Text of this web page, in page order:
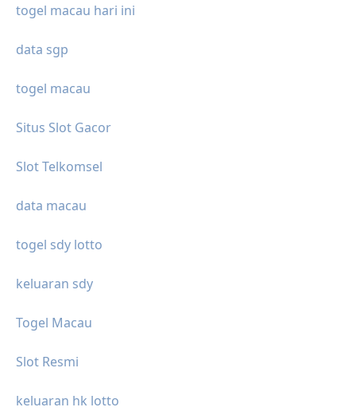
togel macau hari ini
data sgp
togel macau
Situs Slot Gacor
Slot Telkomsel
data macau
togel sdy lotto
keluaran sdy
Togel Macau
Slot Resmi
keluaran hk lotto